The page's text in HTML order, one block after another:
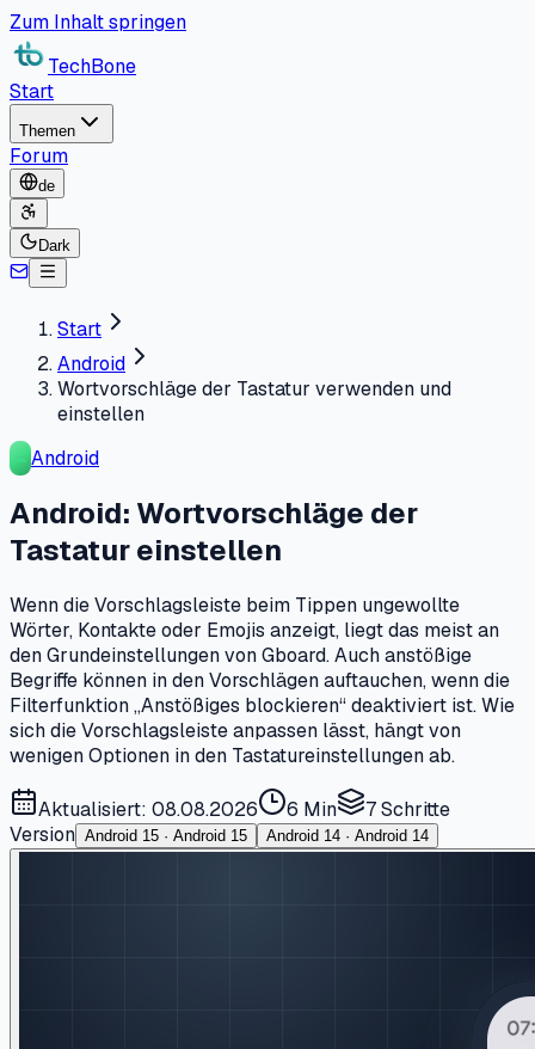
Zum Inhalt springen
TechBone
Start
Themen
Forum
de
Dark
Start
Android
Wortvorschläge der Tastatur verwenden und
einstellen
Android
Android: Wortvorschläge der
Tastatur einstellen
Wenn die Vorschlagsleiste beim Tippen ungewollte
Wörter, Kontakte oder Emojis anzeigt, liegt das meist an
den Grundeinstellungen von Gboard. Auch anstößige
Begriffe können in den Vorschlägen auftauchen, wenn die
Filterfunktion „Anstößiges blockieren“ deaktiviert ist. Wie
sich die Vorschlagsleiste anpassen lässt, hängt von
wenigen Optionen in den Tastatureinstellungen ab.
Aktualisiert: 08.08.2026 6 Min 7Schritte
Version Android 15 · Android 15 Android 14 · Android 14